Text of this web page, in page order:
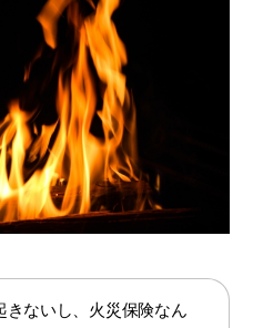
きないし、火災保険なん